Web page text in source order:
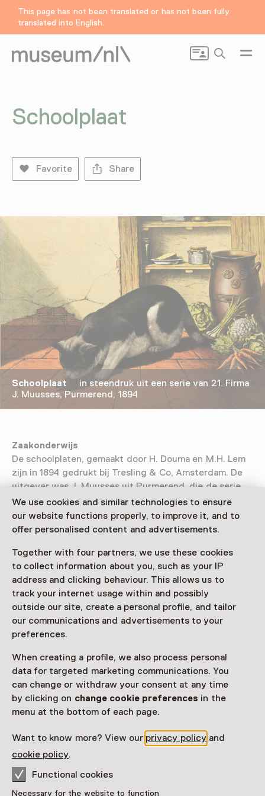
This page has not been translated or has not been fully
translated into English.
We use cookies and similar technologies to ensure
our website functions properly, to improve it, and to
offer personalised content and advertisements.
Together with four partners, we use these cookies
to collect information about you, such as your IP
address and clicking behaviour. This allows us to
track your internet usage within and possibly
outside our site, create a personal profile, and tailor
our communications and advertisements to your
preferences.
When creating a profile, we also process personal
data for targeted marketing communications. You
can change or withdraw your consent at any time
by clicking on change cookie preferences in the
menu at the bottom of each page.
Want to know more? View our privacy policy and
cookie policy.
Functional cookies
Necessary for the website to function
Search
Schoolplaat
Favorite Share
Schoolplaat
in steendruk uit een serie van 21. Firma
J. Muusses, Purmerend, 1894
Zaakonderwijs
De schoolplaten, gemaakt door H. Douma en M.H. Lem
zijn in 1894 gedrukt bij Tresling & Co, Amsterdam. De
uitgever was J. Muusses uit Purmerend, die de serie
op de markt bracht onder de titelHet zaakonderwijs in
de eerste twee leerjaren. (Aanschouwingsonderwijs) ’. Jan
Muusses (?1847, Beemster? – 1909, Purmerend) was
korte tijd onderwijzer.
Aanschouwingsonderwijs
Schoolplaten werden gebruikt als illustratie bij de
verhalen die de schoolmeester vertelde. Het
aanschouwingsonderwijs werd als leermethode
ontwikkeld in de 19e eeuw. Lagereschoolkinderen
vertrouwd met de dingen om hen heen. Ze maakten de
platen naar tekeningen, schilderijen of aquarellen en
plakten ze op linnen of karton.
Location
Purmerends Museum
Kaasmarkt 20